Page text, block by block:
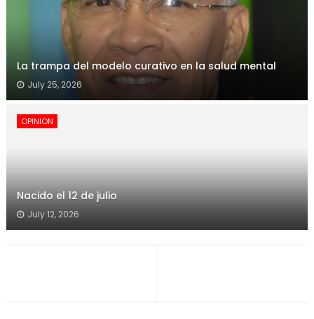
La trampa del modelo curativo en la salud mental
July 25, 2026
OPINION
Nacido el 12 de julio
July 12, 2026